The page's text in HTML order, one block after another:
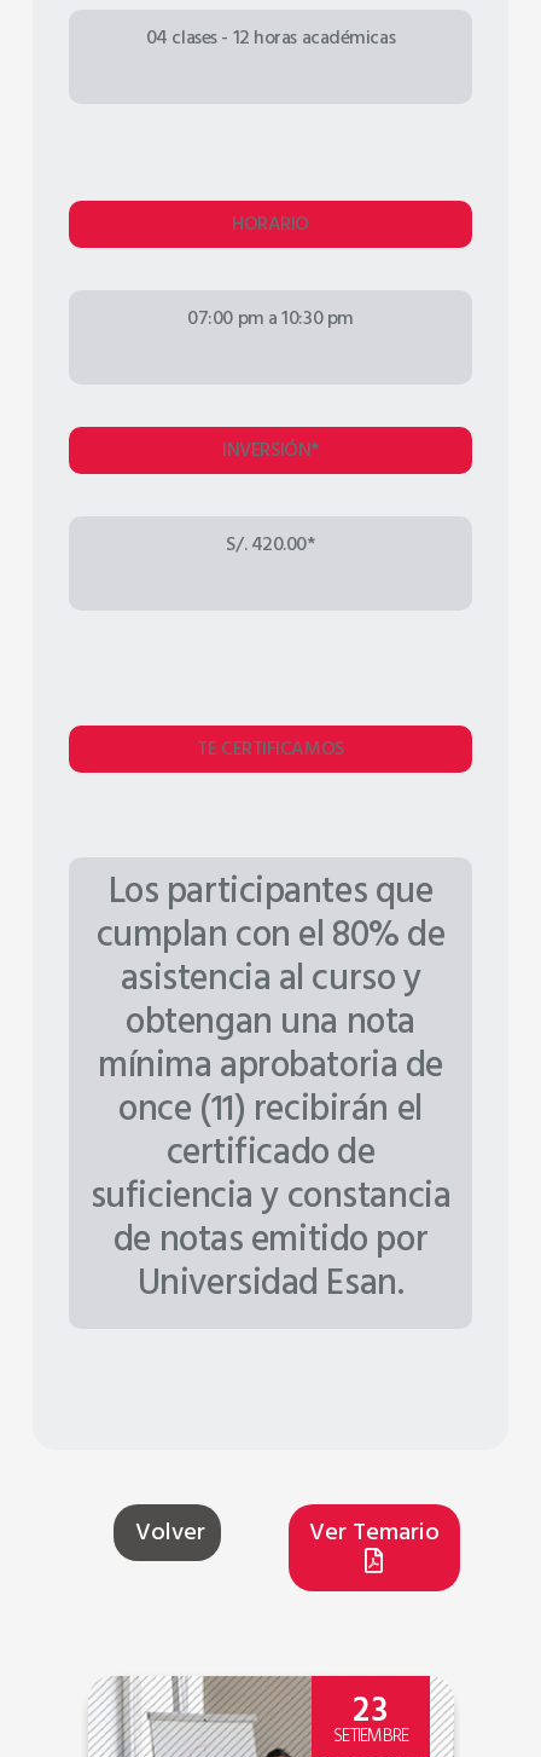
04 clases - 12 horas académicas
HORARIO
07:00 pm a 10:30 pm
INVERSIÓN*
S/. 420.00*
TE CERTIFICAMOS
Los participantes que
cumplan con el 80% de
asistencia al curso y
obtengan una nota
mínima aprobatoria de
once (11) recibirán el
certificado de
suficiencia y constancia
de notas emitido por
Universidad Esan.
Volver Ver Temario
23
SETIEMBRE